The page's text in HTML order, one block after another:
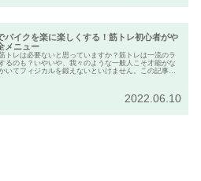
バイクを楽に楽しくする！筋トレ初心者がや
メニュー
トレは必要ないと思っていますか？筋トレは一流のラ
るのも？いやいや、我々のような一般人こそ才能がな
いてフィジカルを鍛えないといけません。この記事は
2022.06.10